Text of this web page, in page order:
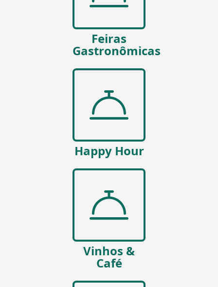
Feiras
Gastronômicas
Happy Hour
Vinhos &
Café